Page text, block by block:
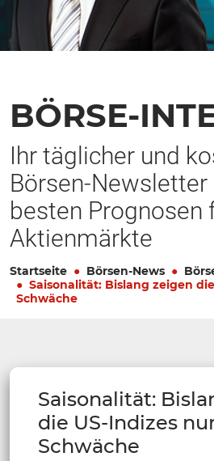
BÖRSE-
Ihr täglicher und
Börsen-
besten Prognosen
Aktienmärkte
Startseite Börsen-News
Saisonalität: Bislang zeigen
Schwäche
Saisonalität:
die US-Indizes
Schwäche